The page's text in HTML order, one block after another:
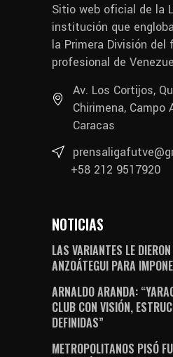
Sitio web oficial de la
institución que
la Primera División del
profesional de
Av. Los Cortijos,
Chirimena, Campo
Caracas
+58 212 9517920
NOTICIAS
LAS VARIANTES LE
ANZOÁTEGUI PARA
ARNALDO ARANDA:
CLUB CON VISIÓN,
DEFINIDAS”
METROPOLITANOS PISÓ